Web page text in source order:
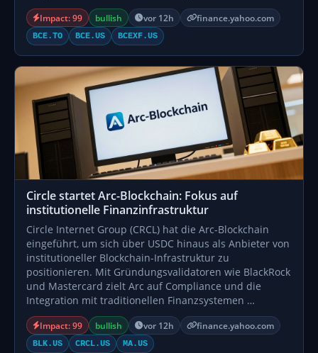
Impact: 99 bullish vor 12h finance.yahoo.com
BCE.TO BCE.US BCEXF.US
Circle startet Arc-Blockchain: Fokus auf
institutionelle Finanzinfrastruktur
Circle Internet Group (CRCL) hat die Arc-Blockchain
eingeführt, um sich über USDC hinaus als Anbieter von
institutioneller Blockchain-Infrastruktur zu
positionieren. Mit Gründungsvalidatoren wie BlackRock
und Mastercard zielt Arc auf Compliance und die
Integration mit traditionellen Finanzsystemen …
Impact: 99 bullish vor 12h finance.yahoo.com
BLK.US CRCL.US MA.US